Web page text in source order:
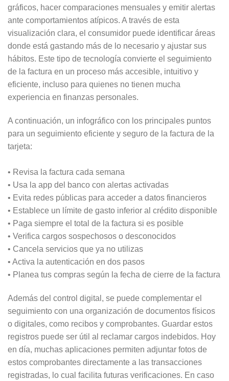
gráficos, hacer comparaciones mensuales y emitir alertas
ante comportamientos atípicos. A través de esta
visualización clara, el consumidor puede identificar áreas
donde está gastando más de lo necesario y ajustar sus
hábitos. Este tipo de tecnología convierte el seguimiento
de la factura en un proceso más accesible, intuitivo y
eficiente, incluso para quienes no tienen mucha
experiencia en finanzas personales.
A continuación, un infográfico con los principales puntos
para un seguimiento eficiente y seguro de la factura de la
tarjeta:
• Revisa la factura cada semana
• Usa la app del banco con alertas activadas
• Evita redes públicas para acceder a datos financieros
• Establece un límite de gasto inferior al crédito disponible
• Paga siempre el total de la factura si es posible
• Verifica cargos sospechosos o desconocidos
• Cancela servicios que ya no utilizas
• Activa la autenticación en dos pasos
• Planea tus compras según la fecha de cierre de la factura
Además del control digital, se puede complementar el
seguimiento con una organización de documentos físicos
o digitales, como recibos y comprobantes. Guardar estos
registros puede ser útil al reclamar cargos indebidos. Hoy
en día, muchas aplicaciones permiten adjuntar fotos de
estos comprobantes directamente a las transacciones
registradas, lo cual facilita futuras verificaciones. En caso